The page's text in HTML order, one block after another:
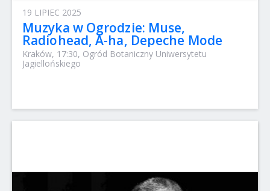
19 LIPIEC 2025
Muzyka w Ogrodzie: Muse,
Radiohead, A-ha, Depeche Mode
Kraków, 17:30, Ogród Botaniczny Uniwersytetu
Jagiellońskiego